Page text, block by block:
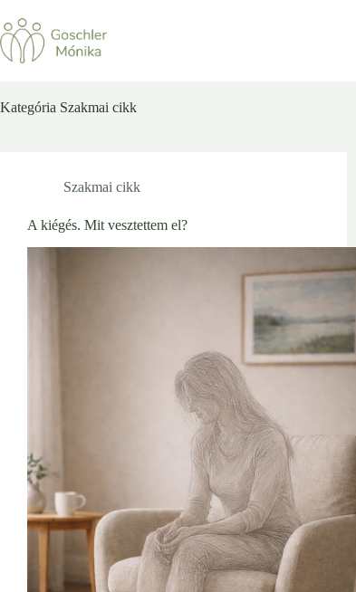
to
content
Kategória Szakmai cikk
Szakmai cikk
A kiégés. Mit vesztettem el?